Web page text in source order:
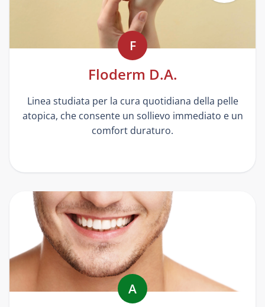
F
Floderm D.A.
Linea studiata per la cura quotidiana della pelle
atopica, che consente un sollievo immediato e un
comfort duraturo.
A